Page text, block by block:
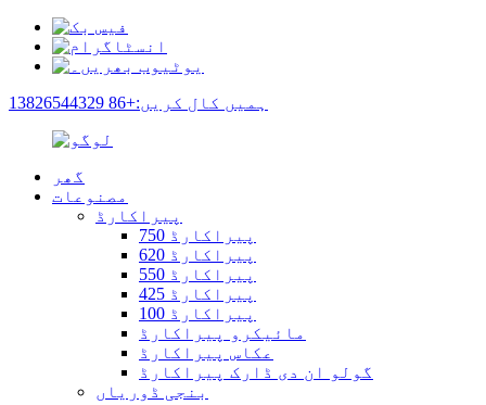
ہمیں کال کریں:+86 13826544329
گھر
مصنوعات
پیراکارڈ
پیراکارڈ 750
پیراکارڈ 620
پیراکارڈ 550
پیراکارڈ 425
پیراکارڈ 100
مائیکرو پیراکارڈ
عکاس پیراکارڈ
گولو ان دی ڈارک پیراکارڈ
بنجی ڈوریاں